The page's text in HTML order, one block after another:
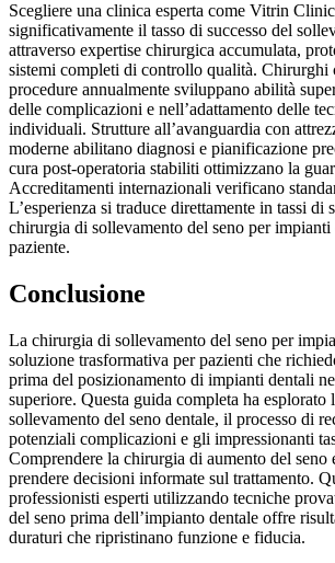
Scegliere una clinica esperta come Vitrin
significativamente il tasso di successo del
attraverso expertise chirurgica accumulata,
sistemi completi di controllo qualità. Chirurghi
procedure annualmente sviluppano abilità
delle complicazioni e nell’adattamento delle
individuali. Strutture all’avanguardia con
moderne abilitano diagnosi e pianificazione
cura post-operatoria stabiliti ottimizzano la
Accreditamenti internazionali verificano
L’esperienza si traduce direttamente in tassi di
chirurgia di sollevamento del seno per impianti
paziente.
Conclusione
La chirurgia di sollevamento del seno per
soluzione trasformativa per pazienti che
prima del posizionamento di impianti dentali
superiore. Questa guida completa ha esplorato
sollevamento del seno dentale, il processo di
potenziali complicazioni e gli impressionanti
Comprendere la chirurgia di aumento del seno
prendere decisioni informate sul trattamento.
professionisti esperti utilizzando tecniche
del seno prima dell’impianto dentale offre
duraturi che ripristinano funzione e fiducia.